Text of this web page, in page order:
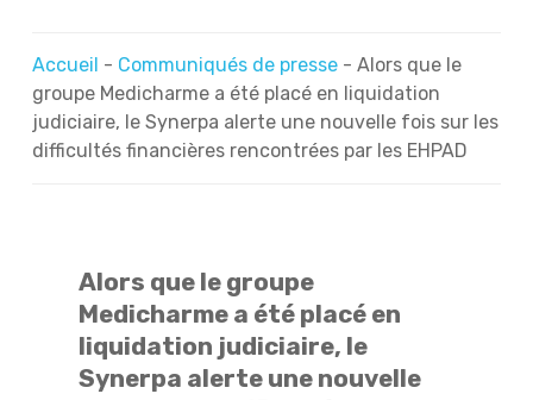
Accueil - Communiqués de presse- Alors que le
groupe Medicharme a été placé en liquidation
judiciaire, le Synerpa alerte une nouvelle fois sur les
difficultés financières rencontrées par les EHPAD
Alors que le groupe
Medicharme a été placé en
liquidation judiciaire, le
Synerpa alerte une nouvelle